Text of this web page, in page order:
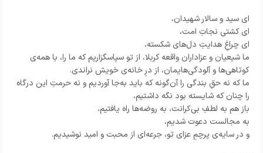
ای سید و سالار شهیدان،
ای کشتی نجاتِ امت،
ای چراغِ هدایتِ دل‌های شکسته،
ما شیعیان و عزاداران واقعه کربلا، از تو سپاسگزاریم که ما را، با همه‌ی
کوتاهی‌ها و آلودگی‌هایمان، از درِ خانه‌ی خویش نراندی.
ما که نه حقِ بندگی را آن‌گونه که باید به‌جا آوردیم و نه حرمتِ این درگاه
را چنان که شایسته بود نگه داشتیم،
باز هم به لطفِ بی‌کرانت، به روضه‌ها راه یافتیم،
به مجالست دعوت شدیم،
و در سایه‌ی پرچمِ عزای تو، جرعه‌ای از محبت و امید نوشیدیم.